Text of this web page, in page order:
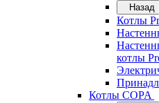
Назад
Котлы
котлы
Котлы COPA